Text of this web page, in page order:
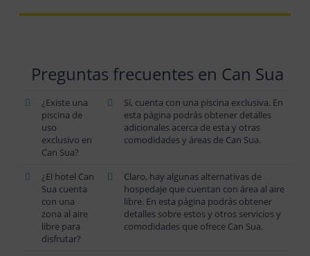
Preguntas frecuentes en Can Sua
¿Existe una
piscina de
uso
exclusivo en
Can Sua?
Sí, cuenta con una piscina exclusiva. En
esta página podrás obtener detalles
adicionales acerca de esta y otras
comodidades y áreas de Can Sua.
¿El hotel Can
Sua cuenta
con una
zona al aire
libre para
disfrutar?
Claro, hay algunas alternativas de
hospedaje que cuentan con área al aire
libre. En esta página podrás obtener
detalles sobre estos y otros servicios y
comodidades que ofrece Can Sua.